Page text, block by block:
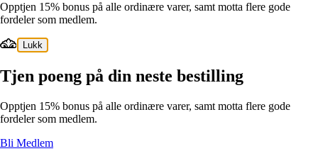
Opptjen 15% bonus på alle ordinære varer, samt motta flere gode
fordeler som medlem.
Lukk
Tjen poeng på din neste bestilling
Opptjen 15% bonus på alle ordinære varer, samt motta flere gode
fordeler som medlem.
Bli Medlem